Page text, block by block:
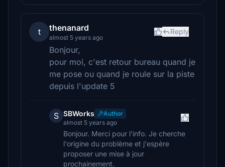
t thenanard
almost 5 years ago
Reply
Bonjour,
pour moi, c'est retour bureau quand je
me pose ou quand je roule sur la piste
depuis l'update 5
S SBWorks
Author
almost 5 years ago
Bonjour. Merci pour l'info. Je cherche
l'origine du problème et j'espère
proposer une mise à jour
prochainement.